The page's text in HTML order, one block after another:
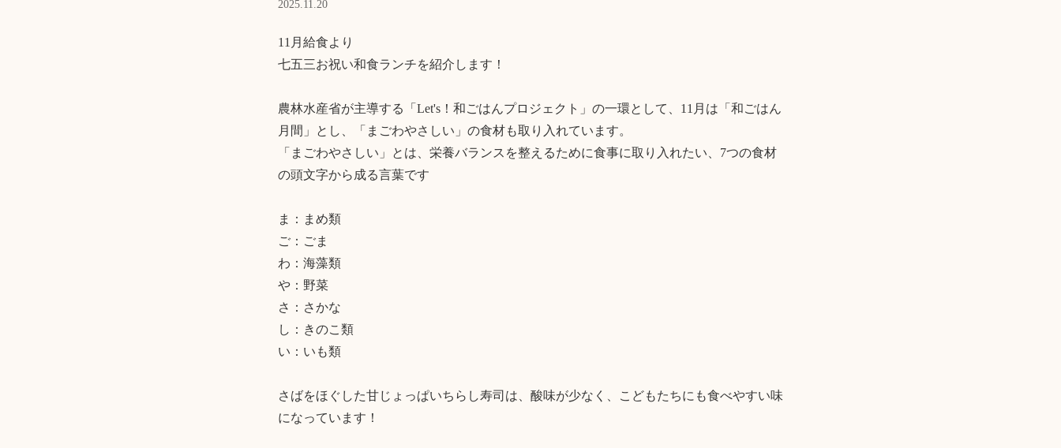
2025.11.20
11月給食より
七五三お祝い和食ランチを紹介します！
農林水産省が主導する「Let's！和ごはんプロジェクト」の一環として、11月は「和ごはん
月間」とし、「まごわやさしい」の食材も取り入れています。
「まごわやさしい」とは、栄養バランスを整えるために食事に取り入れたい、7つの食材
の頭文字から成る言葉です
ま：まめ類
ご：ごま
わ：海藻類
や：野菜
さ：さかな
し：きのこ類
い：いも類
さばをほぐした甘じょっぱいちらし寿司は、酸味が少なく、こどもたちにも食べやすい味
になっています！